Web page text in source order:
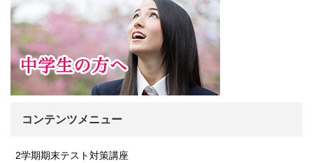
コンテンツメニュー
2学期期末テスト対策講座